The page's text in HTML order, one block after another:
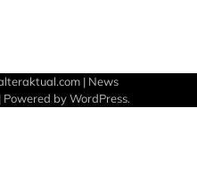
| News
| Powered byWordPress.